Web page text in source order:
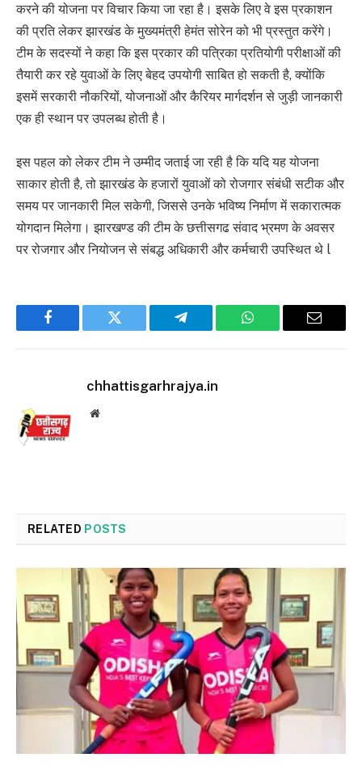
करने की योजना पर विचार किया जा रहा है। इसके लिए वे इस प्रकाशन
की प्रति लेकर झारखंड के मुख्यमंत्री हेमंत सोरेन को भी प्रस्तुत करेंगे।
टीम के सदस्यों ने कहा कि इस प्रकार की पत्रिका प्रतियोगी परीक्षाओं की
तैयारी कर रहे युवाओं के लिए बेहद उपयोगी साबित हो सकती है, क्योंकि
इसमें सरकारी नौकरियों, योजनाओं और कैरियर मार्गदर्शन से जुड़ी जानकारी
एक ही स्थान पर उपलब्ध होती है।
इस पहल को लेकर टीम ने उम्मीद जताई जा रही है कि यदि यह योजना
साकार होती है, तो झारखंड के हजारों युवाओं को रोजगार संबंधी सटीक और
समय पर जानकारी मिल सकेगी, जिससे उनके भविष्य निर्माण में सकारात्मक
योगदान मिलेगा। झारखण्ड की टीम के छत्तीसगढ संवाद भ्रमण के अवसर
पर रोजगार और नियोजन से संबद्ध अधिकारी और कर्मचारी उपस्थित थे l
Facebook Twitter Telegram WhatsApp Email
chhattisgarhrajya.in
Website
RELATED POSTS